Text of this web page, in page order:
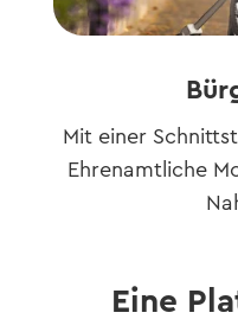
Mit einer
Ehrenamtliche
Eine